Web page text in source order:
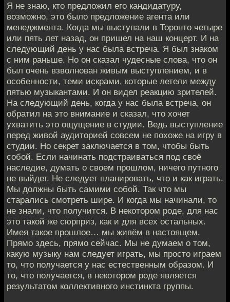
Я не знаю, кто предложил его кандидатуру,
возможно, это было предложение агента или
менеджмента. Когда мы выступали в Торонто четыре
или пять лет назад, он пришел на наш концерт. И на
следующий день у нас была встреча. Я был знаком
с ним раньше. Но он сказал чудесные слова, что он
был очень взволнован живым выступлением, и в
особенности, теми искрами, которые летели между
пятью музыкантами. И он видел реакцию зрителей.
На следующий день, когда у нас была встреча, он
обратил на это внимание и сказал, что хочет
ухватить это ощущение в студии. Ведь выступление
перед живой аудиторией совсем не похоже на игру в
студии. Но секрет заключается в том, чтобы быть
собой. Если начинать подстраиваться под своё
наследие, думать о своем прошлом, ничего путного
не выйдет. Не следует планировать, что и как играть.
Мы должны быть самими собой. Так что мы
старались смотреть шире. И когда мы начинали, то
не знали, что получится. В некотором роде, для нас
это такой же сюрприз, как и для всех остальных.
Имея такое прошлое… мы живём в настоящем.
Прямо здесь, прямо сейчас. Мы не думаем о том,
какую музыку нам следует играть, мы просто играем
то, что получается у нас естественным образом. И
то, что получается, в некотором роде является
результатом коллективного инстинкта группы.